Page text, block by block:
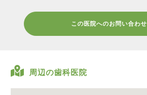
この医院へのお問い合わせ
周辺の歯科医院